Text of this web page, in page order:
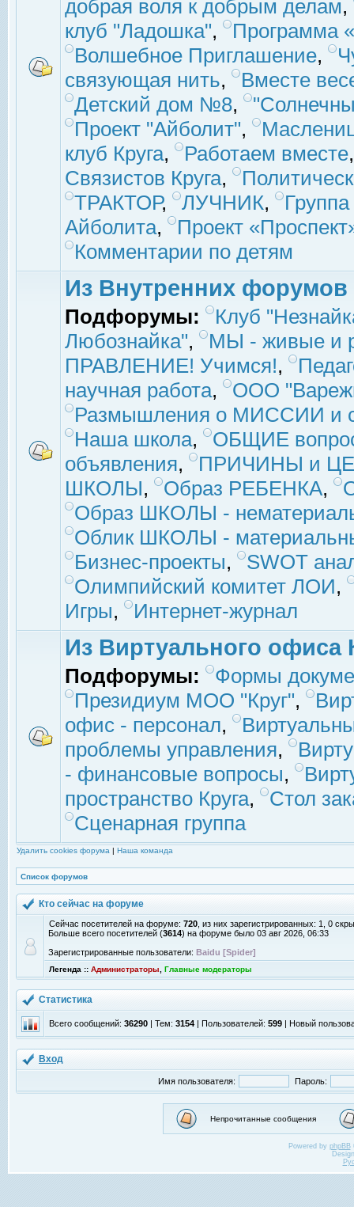
добрая воля к добрым делам,
клуб "Ладошка",
Программа
Волшебное Приглашение,
связующая нить,
Вместе
Детский дом №8,
Проект "Айболит",
клуб Круга, Работаем вместе
Связистов Круга,
ТРАКТОР, ЛУЧНИК,
Айболита,
Проект
Комментарии по детям
Из Внутренних форумов
Подфорумы:
Клуб
Любознайка",
МЫ - живые и
ПРАВЛЕНИЕ! Учимся!,
научная работа,
ООО
Размышления о МИССИИ и
Наша школа,
ОБЩИЕ
объявления,
ПРИЧИНЫ и
ШКОЛЫ, Образ РЕБЕНКА,
Образ ШКОЛЫ -
Облик ШКОЛЫ -
Бизнес-проекты,
SWOT
Олимпийский комитет ЛОИ,
Игры, Интернет-журнал
Из Виртуального офиса
Подфорумы:
Формы
Президиум МОО "Круг",
офис - персонал,
проблемы управления,
- финансовые вопросы,
пространство Круга,
Стол
Сценарная группа
Удалить cookies форума | Наша команда
Список форумов
Кто сейчас на форуме
Сейчас посетителей на форуме: 720 , из них зарегистрированных: 1, 0
Больше всего посетителей (3614) на форуме было 03 авг 2026, 06:33
Зарегистрированные пользователи: Baidu [Spider]
Легенда :: Администраторы Главные модераторы
Статистика
Всего сообщений: 36290 | Тем: 3154 | Пользователей: 599 | Новый
Вход
Имя пользователя: Пароль:
Непрочитанные сообщения
Powered by phpBB